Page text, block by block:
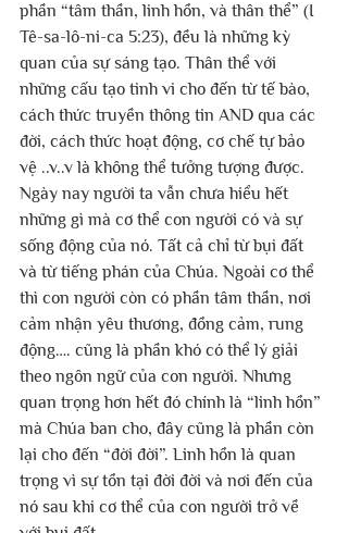
phần “tâm thần, linh hồn, và thân thể” (I
Tê-sa-lô-ni-ca 5:23), đều là những kỳ
quan của sự sáng tạo. Thân thể với
những cấu tạo tinh vi cho đến từ tế bào,
cách thức truyền thông tin AND qua các
đời, cách thức hoạt động, cơ chế tự bảo
vệ ..v..v là không thể tưởng tượng được.
Ngày nay người ta vẫn chưa hiểu hết
những gì mà cơ thể con người có và sự
sống động của nó. Tất cả chỉ từ bụi đất
và từ tiếng phán của Chúa. Ngoài cơ thể
thì con người còn có phần tâm thần, nơi
cảm nhận yêu thương, đồng cảm, rung
động…. cũng là phần khó có thể lý giải
theo ngôn ngữ của con người. Nhưng
quan trọng hơn hết đó chính là “linh hồn”
mà Chúa ban cho, đây cũng là phần còn
lại cho đến “đời đời”. Linh hồn là quan
trọng vì sự tồn tại đời đời và nơi đến của
nó sau khi cơ thể của con người trở về